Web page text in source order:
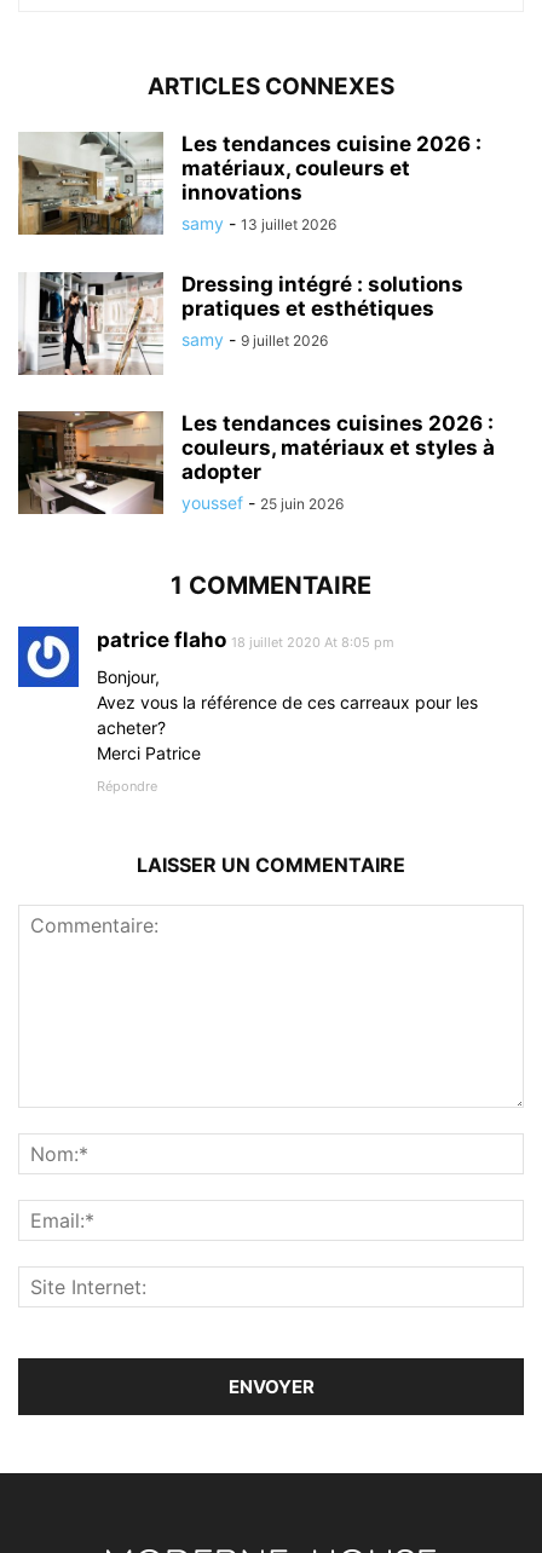
ARTICLES CONNEXES
Les tendances cuisine 2026 :
matériaux, couleurs et
innovations
samy - 13 juillet 2026
Dressing intégré : solutions
pratiques et esthétiques
samy - 9 juillet 2026
Les tendances cuisines 2026 :
couleurs, matériaux et styles à
adopter
youssef - 25 juin 2026
1 COMMENTAIRE
patrice flaho 18 juillet 2020 At 8:05 pm
Bonjour,
Avez vous la référence de ces carreaux pour les
acheter?
Merci Patrice
Répondre
LAISSER UN COMMENTAIRE